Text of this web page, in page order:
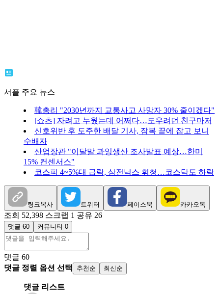
서플 주요 뉴스
韓총리 "2030년까지 교통사고 사망자 30% 줄이겠다"
[쇼츠] 자려고 누웠는데 어쩌다…도우려던 친구마저
신호위반 후 도주한 배달 기사, 잠복 끝에 잡고 보니
수배자
산업장관 "이달말 과잉생산 조사발표 예상…한미
15% 컨센서스"
코스피 4~5%대 급락, 삼전닉스 휘청…코스닥도 하락
링크복사 트위터 페이스북 카카오톡
조회 52,398 스크랩 1 공유 26
댓글 60 커뮤니티 0
댓글 60
댓글 정렬 옵션 선택
추천순 최신순
댓글 리스트